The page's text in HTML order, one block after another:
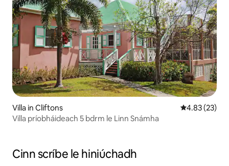
Villa in Cliftons Meánrátáil
4.83 (23)
Villa príobháideach 5 bdrm le Linn Snámha
Cinn scríbe le hiniúchadh